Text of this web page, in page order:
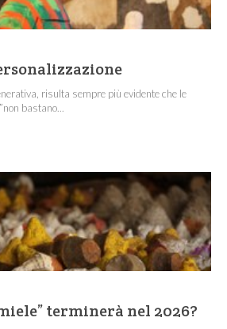
risulta sempre più evidente che le
bastano...
terminerà nel 2026?